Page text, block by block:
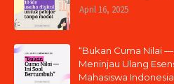
April 16, 2025
“Bukan Cuma Nilai
Meninjau Ulang
Mahasiswa Indonesia